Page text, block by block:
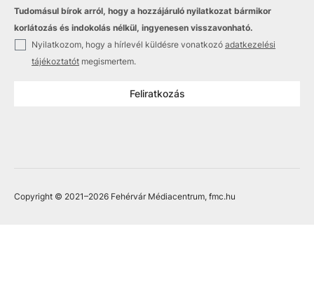
Tudomásul bírok arról, hogy a hozzájáruló nyilatkozat bármikor
korlátozás és indokolás nélkül, ingyenesen visszavonható.
Nyilatkozom, hogy a hírlevél küldésre vonatkozó adatkezelési
tájékoztatót megismertem.
Feliratkozás
Copyright © 2021–2026 Fehérvár Médiacentrum, fmc.hu